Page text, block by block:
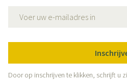
Door op inschrijven te klikken, schrijft u